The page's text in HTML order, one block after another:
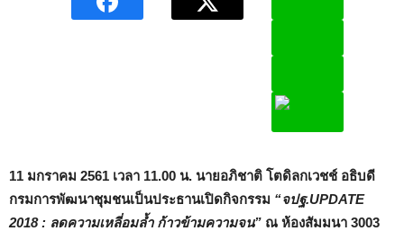
11 มกราคม 2561 เวลา 11.00 น. นายอภิชาติ โตดิลกเวชช์ อธิบดี
กรมการพัฒนาชุมชนเป็นประธานเปิดกิจกรรม “จปฐ.UPDATE
2018 : ลดความเหลี่อมล้ำ ก้าวข้ามความจน” ณ ห้องสัมมนา 3003